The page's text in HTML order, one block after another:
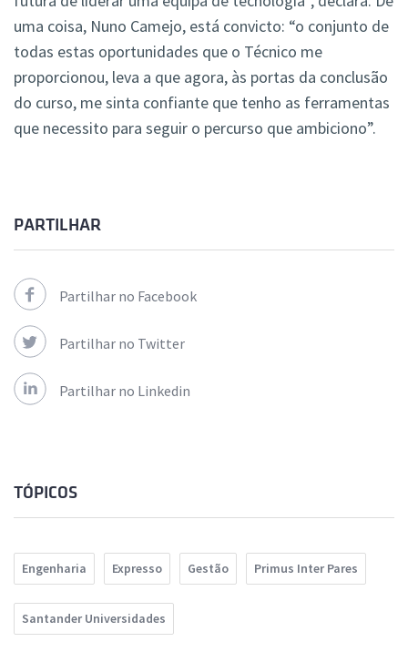
uma coisa, Nuno Camejo, está convicto: “o conjunto de
todas estas oportunidades que o Técnico me
proporcionou, leva a que agora, às portas da conclusão
do curso, me sinta confiante que tenho as ferramentas
que necessito para seguir o percurso que ambiciono”.
PARTILHAR
Partilhar no Facebook
Partilhar no Twitter
Partilhar no Linkedin
TÓPICOS
Engenharia Expresso Gestão Primus Inter Pares
Santander Universidades